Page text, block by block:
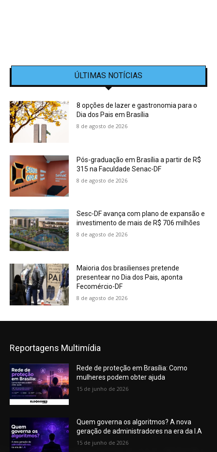
ÚLTIMAS NOTÍCIAS
8 opções de lazer e gastronomia para o
Dia dos Pais em Brasília
8 de agosto de 2026
Pós-graduação em Brasília a partir de R$
315 na Faculdade Senac-DF
8 de agosto de 2026
Sesc-DF avança com plano de expansão e
investimento de mais de R$ 706 milhões
8 de agosto de 2026
Maioria dos brasilienses pretende
presentear no Dia dos Pais, aponta
Fecomércio-DF
8 de agosto de 2026
Reportagens Multimídia
Rede de proteção em Brasília: Como
mulheres podem obter ajuda
15 de junho de 2026
Quem governa os algoritmos? A nova
geração de administradores na era da I.A
15 de junho de 2026